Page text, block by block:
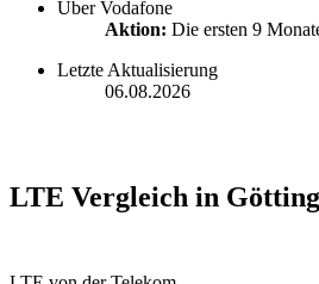
Über Vodafone
Aktion: Die ersten 9
Letzte Aktualisierung
06.08.2026
LTE Vergleich in